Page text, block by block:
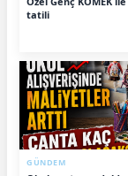
tatili
GÜNDEM